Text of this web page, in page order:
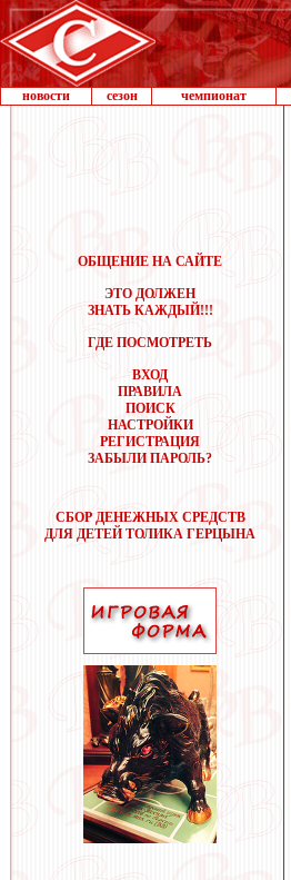
новости сезон чемпионат
ОБЩЕНИЕ НА САЙТЕ
ЭТО ДОЛЖЕН
ЗНАТЬ КАЖДЫЙ!!!
ГДЕ ПОСМОТРЕТЬ
ВХОД
ПРАВИЛА
ПОИСК
НАСТРОЙКИ
РЕГИСТРАЦИЯ
ЗАБЫЛИ ПАРОЛЬ?
СБОР ДЕНЕЖНЫХ СРЕДСТВ
ДЛЯ ДЕТЕЙ ТОЛИКА ГЕРЦЫНА